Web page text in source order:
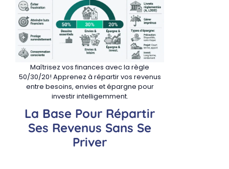
Maîtrisez vos finances avec la règle
50/30/20! Apprenez à répartir vos revenus
entre besoins, envies et épargne pour
investir intelligemment.
La Base Pour Répartir
Ses Revenus Sans Se
Priver